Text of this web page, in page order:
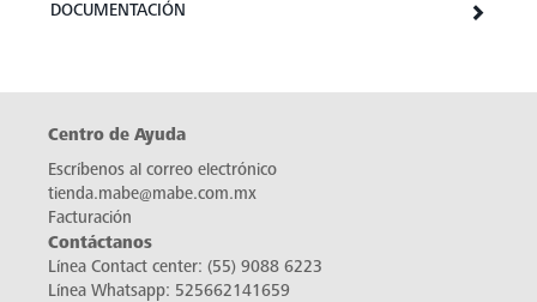
DOCUMENTACIÓN
Centro de Ayuda
Escríbenos al correo electrónico
tienda.mabe@mabe.com.mx
Facturación
Contáctanos
Línea Contact center: (55) 9088 6223
Línea Whatsapp: 525662141659